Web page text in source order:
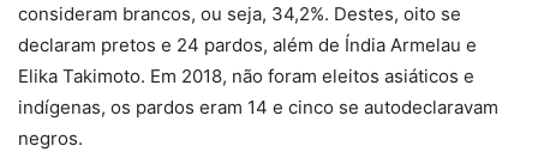
consideram brancos, ou seja, 34,2%. Destes, oito se
declaram pretos e 24 pardos, além de Índia Armelau e
Elika Takimoto. Em 2018, não foram eleitos asiáticos e
indígenas, os pardos eram 14 e cinco se autodeclaravam
negros.